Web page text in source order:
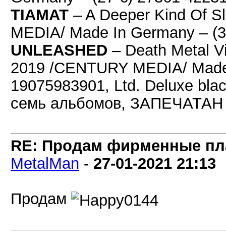
TIAMAT – A Deeper Kind Of
MEDIA/ Made In Germany –
UNLEASHED – Death Metal
2019 /CENTURY MEDIA/
19075983901, Ltd. Deluxe
семь альбомов, ЗАПЕЧАТАН
RE: Продам фирменные
MetalMan - 27-01-2021 21:13
Продам